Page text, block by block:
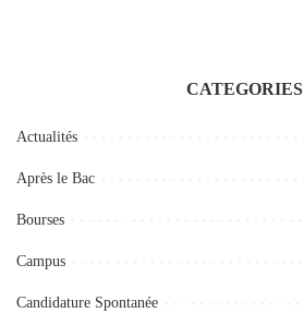
CATEGORIES
Actualités
Après le Bac
Bourses
Campus
Candidature Spontanée